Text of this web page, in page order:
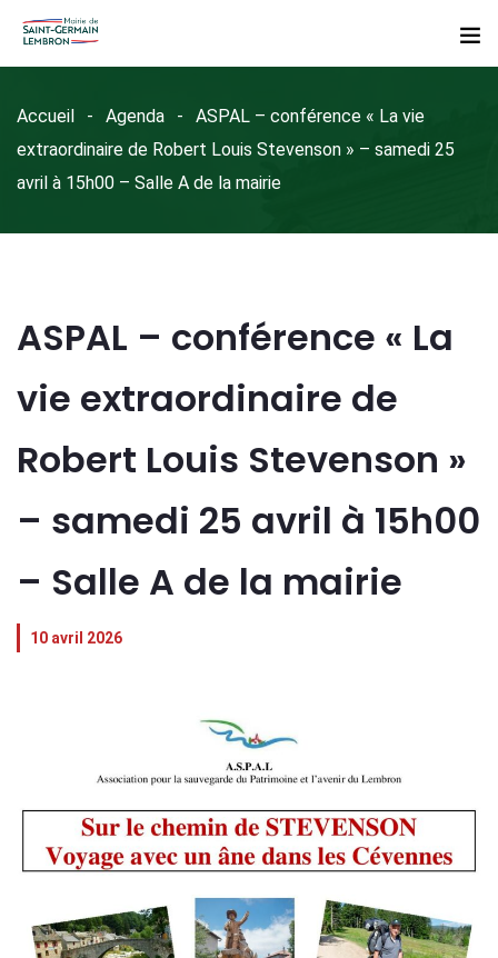
Accueil Agenda
ASPAL – conférence « La vie
extraordinaire de Robert Louis Stevenson » – samedi 25
avril à 15h00 – Salle A de la mairie
ASPAL – conférence « La
vie extraordinaire de
Robert Louis Stevenson »
– samedi 25 avril à 15h00
– Salle A de la mairie
10 avril 2026